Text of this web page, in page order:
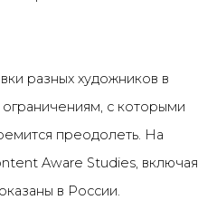
разных художников в
с которыми
преодолеть. На
Aware Studies, включая
в России.